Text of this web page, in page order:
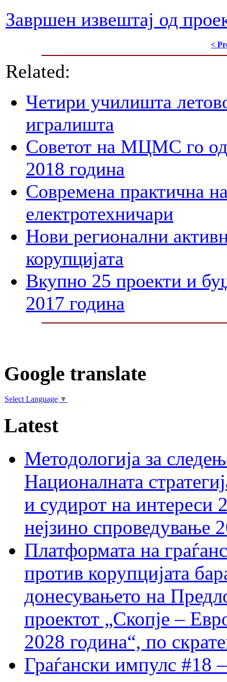
Завршен извештај од
<
Related:
Четири училишта
игралишта
Советот на МЦМС го
2018 година
Современа практична
електротехничари
Нови регионални
корупцијата
Вкупно 25 проекти и
2017 година
Google translate
Select Language ▼
Latest
Методологија за
Националната
и судирот на интереси
нејзино спроведување
Платформата на
против корупцијата
донесувањето на
проектот „Скопје –
2028 година“, по
Граѓански импулс #18